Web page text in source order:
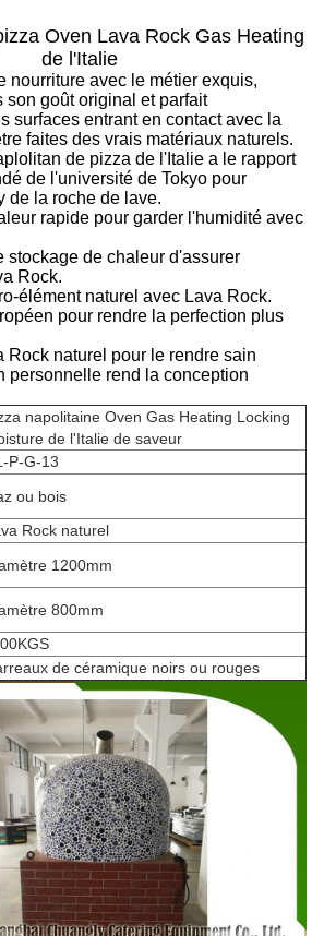
Oven Lava Rock Gas Heating
de l'Italie
nourriture avec le métier exquis,
son goût original et parfait
surfaces entrant en contact avec la
faites des vrais matériaux naturels.
de pizza de l'Italie a le rapport
de l'université de Tokyo pour
de la roche de lave.
rapide pour garder l'humidité avec
stockage de chaleur d'assurer
Rock.
élément naturel avec Lava Rock.
pour rendre la perfection plus
Rock naturel pour le rendre sain
personnelle rend la conception
napolitaine Oven Gas Heating Locking
de l'Italie de saveur
P-G-13
ou bois
Rock naturel
1200mm
800mm
de céramique noirs ou rouges